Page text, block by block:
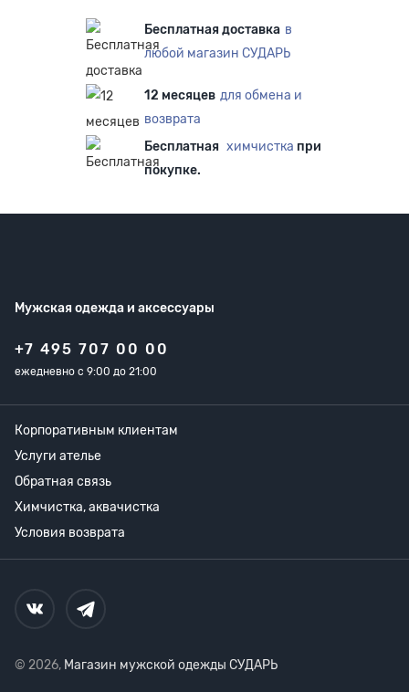
Бесплатная доставка в
любой магазин СУДАРЬ
12 месяцев для обмена и
возврата
Бесплатная химчистка при
покупке.
Мужская одежда и аксессуары
+7 495 707 00 00
ежедневно с 9:00 до 21:00
Корпоративным клиентам
Услуги ателье
Обратная связь
Химчистка, аквачистка
Условия возврата
© 2026, Магазин мужской одежды СУДАРЬ